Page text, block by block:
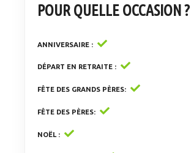
POUR QUELLE OCCASION ?
ANNIVERSAIRE
DÉPART EN RETRAITE
FÊTE DES GRANDS PÈRES
FÊTE DES PÈRES
NOËL